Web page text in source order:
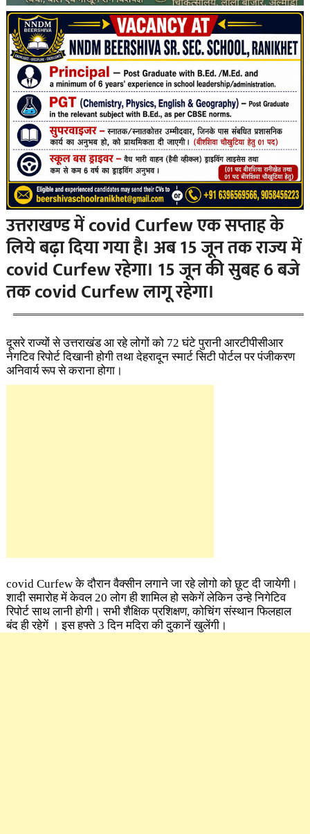
उत्तराखण्ड में covid Curfew एक सप्ताह के
लिये बढ़ा दिया गया है। अब 15 जून तक राज्य में
covid Curfew रहेगा। 15 जून की सुबह 6 बजे
तक covid Curfew लागू रहेगा।
दूसरे राज्यों से उत्तराखंड आ रहे लोगों को 72 घंटे पुरानी आरटीपीसीआर
नेगटिव रिपोर्ट दिखानी होगी तथा देहरादून स्मार्ट सिटी पोर्टल पर पंजीकरण
अनिवार्य रूप से कराना होगा।
covid Curfew के दौरान वैक्सीन लगाने जा रहे लोगो को छूट दी जायेगी।
शादी समारोह में केवल 20 लोग ही शामिल हो सकेगें लेकिन उन्हे निगेटिव
रिपोर्ट साथ लानी होगी। सभी शैक्षिक प्रशिक्षण, कोचिंग संस्थान​ फिलहाल
बंद ही रहेगें । इस हफ्ते 3 दिन मदिरा की दुकानें खुलेंगी।